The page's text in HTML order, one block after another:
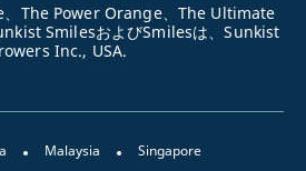
The Power Orange、The Ultimate
SmilesおよびSmilesは、Sunkist
Inc., USA.
Malaysia Singapore